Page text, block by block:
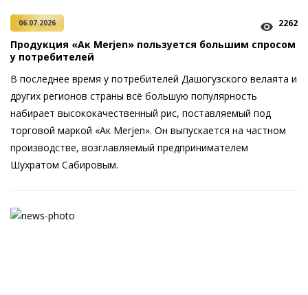
06.07.2026 2262
Продукция «Ак Merjen» пользуется большим спросом
у потребителей
В последнее время у потребителей Дашогузского велаята и
других регионов страны всё большую популярность
набирает высококачественный рис, поставляемый под
торговой маркой «Ак Merjen». Он выпускается на частном
производстве, возглавляемый предпринимателем
Шухратом Сабировым.